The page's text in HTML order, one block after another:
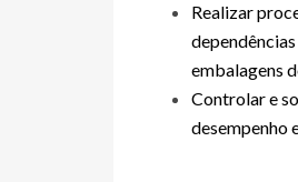
Realizar
embalagens
Controlar e
desempenho